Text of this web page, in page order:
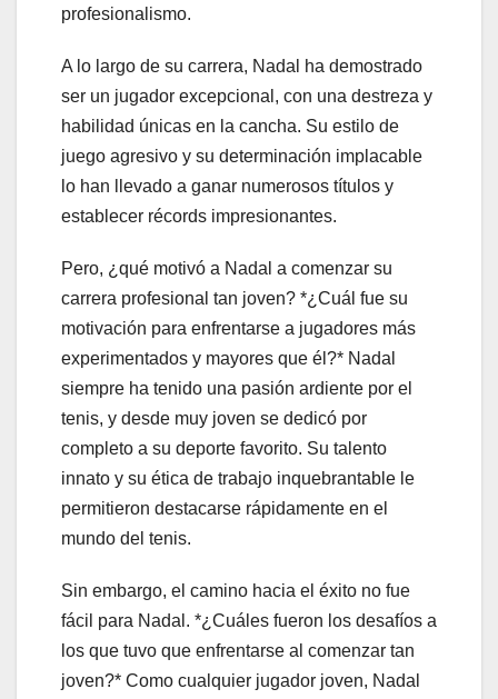
profesionalismo.
A lo largo de su carrera, Nadal ha demostrado
ser un jugador excepcional, con una destreza y
habilidad únicas en la cancha. Su estilo de
juego agresivo y su determinación implacable
lo han llevado a ganar numerosos títulos y
establecer récords impresionantes.
Pero, ¿qué motivó a Nadal a comenzar su
carrera profesional tan joven? *¿Cuál fue su
motivación para enfrentarse a jugadores más
experimentados y mayores que él?* Nadal
siempre ha tenido una pasión ardiente por el
tenis, y desde muy joven se dedicó por
completo a su deporte favorito. Su talento
innato y su ética de trabajo inquebrantable le
permitieron destacarse rápidamente en el
mundo del tenis.
Sin embargo, el camino hacia el éxito no fue
fácil para Nadal. *¿Cuáles fueron los desafíos a
los que tuvo que enfrentarse al comenzar tan
joven?* Como cualquier jugador joven, Nadal